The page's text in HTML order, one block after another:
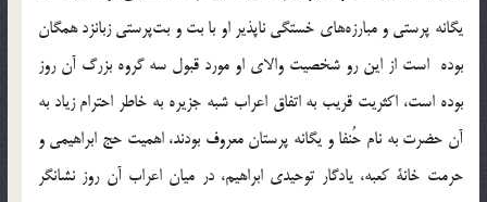
يگانه پرستي و مبارزه‌هاي خستگي ناپذير او با بت و بت‌پرستي زبانزد همگان
بوده است از اين رو شخصيت والاي او مورد قبول سه گروه بزرگ آن روز
بوده است، اكثريت قريب به اتفاق اعراب شبه جزيره به خاطر احترام زياد به
آن حضرت به نام حُنفا و يگانه پرستان معروف بودند، اهميت حج ابراهيمي و
حرمت خانة كعبه، يادگار توحيدي ابراهيم، در ميان اعراب آن روز نشانگر